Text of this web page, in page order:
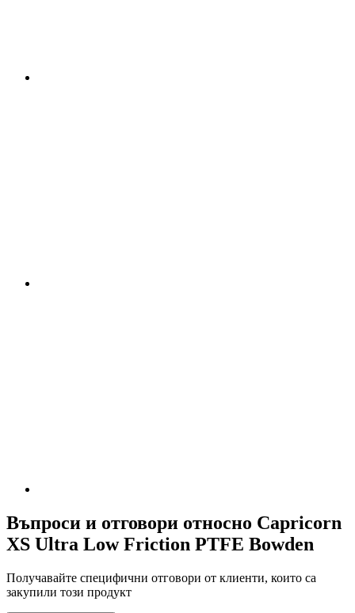
Въпроси и отговори относно Capricorn
XS Ultra Low Friction PTFE Bowden
Получавайте специфични отговори от клиенти, които са
закупили този продукт